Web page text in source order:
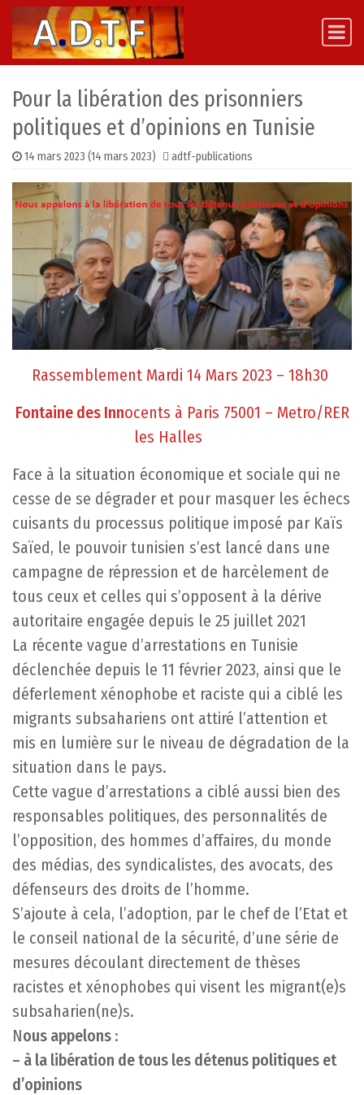
Skip to content
Main Navigation
Pour la libération des prisonniers
politiques et d’opinions en Tunisie
14 mars 2023 (14 mars 2023) adtf-publications
Rassemblement Mardi 14 Mars 2023 – 18h30
Fontaine des Innocents à Paris 75001 – Metro/RER
les Halles
Face à la situation économique et sociale qui ne
cesse de se dégrader et pour masquer les échecs
cuisants du processus politique imposé par Kaïs
Saïed, le pouvoir tunisien s’est lancé dans une
campagne de répression et de harcèlement de
tous ceux et celles qui s’opposent à la dérive
autoritaire engagée depuis le 25 juillet 2021
La récente vague d’arrestations en Tunisie
déclenchée depuis le 11 février 2023, ainsi que le
déferlement xénophobe et raciste qui a ciblé les
migrants subsahariens ont attiré l’attention et
mis en lumière sur le niveau de dégradation de la
situation dans le pays.
Cette vague d’arrestations a ciblé aussi bien des
responsables politiques, des personnalités de
l’opposition, des hommes d’affaires, du monde
des médias, des syndicalistes, des avocats, des
défenseurs des droits de l’homme.
S’ajoute à cela, l’adoption, par le chef de l’Etat et
le conseil national de la sécurité, d’une série de
mesures découlant directement de thèses
racistes et xénophobes qui visent les migrant(e)s
subsaharien(ne)s.
Nous appelons :
– à la libération de tous les détenus politiques et
d’opinions